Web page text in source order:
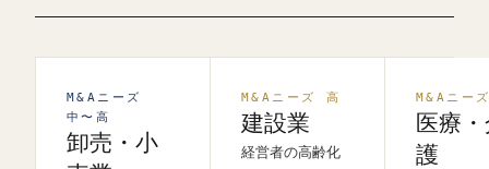
M&Aニーズ
中〜高
卸売・小
M&Aニーズ 高
建設業
経営者の高齢化
M&Aニー
医療
護